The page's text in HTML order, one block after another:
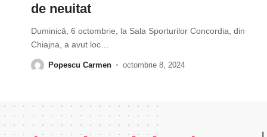
de neuitat
Duminică, 6 octombrie, la Sala Sporturilor Concordia, din
Chiajna, a avut loc
Popescu Carmen octombrie 8, 2024